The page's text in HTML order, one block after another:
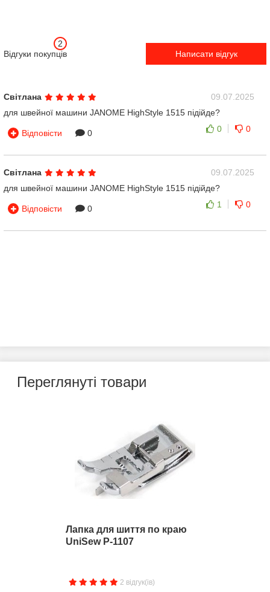
Відгуки покупців
2
Написати відгук
Світлана
09.07.2025
для швейної машини JANOME HighStyle 1515 підійде?
Відповісти 0 0 0
Світлана
09.07.2025
для швейної машини JANOME HighStyle 1515 підійде?
Відповісти 0 1 0
Переглянуті товари
Лапка для шиття по краю
UniSew P-1107
2 відгук(ів)